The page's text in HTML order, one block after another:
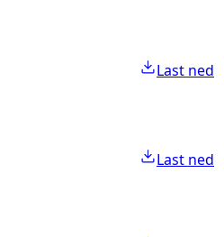
Last ned
Last ned